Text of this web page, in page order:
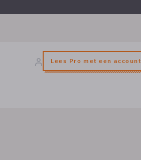
Lees Pro met een account